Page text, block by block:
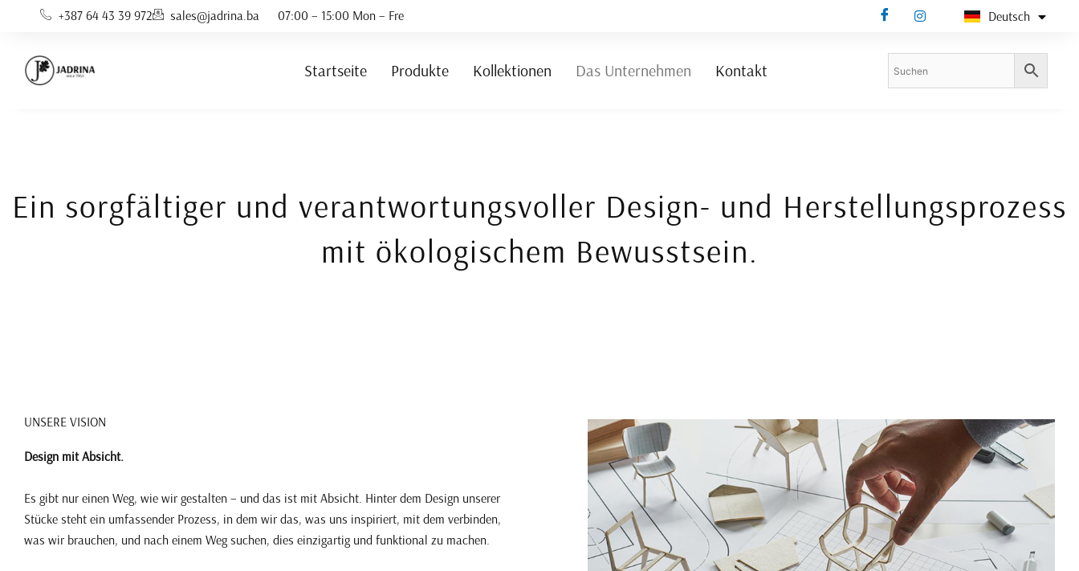
+387 64 43 39 972 sales@jadrina.ba 07:00 – 15:00 Mon – Fre Deutsch
Bosanski
Startseite Produkte Kollektionen Das Unternehmen Kontakt
Ein sorgfältiger und verantwortungsvoller Design- und Herstellungsprozess
mit ökologischem Bewusstsein.
UNSERE VISION
Design mit Absicht.
Es gibt nur einen Weg, wie wir gestalten – und das ist mit Absicht. Hinter dem Design unserer
Stücke steht ein umfassender Prozess, in dem wir das, was uns inspiriert, mit dem verbinden,
was wir brauchen, und nach einem Weg suchen, dies einzigartig und funktional zu machen.